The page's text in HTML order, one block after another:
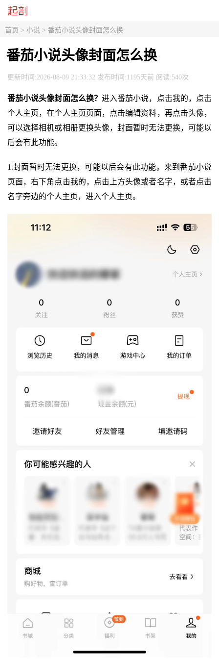
首页 > 小说 > 番茄小说头像封面怎么换
番茄小说头像封面怎么换
更新时间:2026-08-09 21:33:32 发布时间:1195天前 阅读:540次
番茄小说头像封面怎么换？ 进入番茄小说，点击我的，点击
个人主页，在个人主页页面，点击编辑资料，再点击头像，
可以选择相机或相册更换头像，封面暂时无法更换，可能以
后会有此功能。
1.封面暂时无法更换，可能以后会有此功能。来到番茄小说
页面，右下角点击我的，点击上方头像或者名字，或者点击
名字旁边的个人主页，进入个人主页。